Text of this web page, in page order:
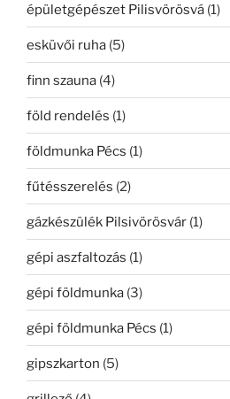
épületgépészet Pilisvörösvá (1)
esküvői ruha (5)
finn szauna (4)
föld rendelés (1)
földmunka Pécs (1)
fűtésszerelés (2)
gázkészülék Pilsivörösvár (1)
gépi aszfaltozás (1)
gépi földmunka (3)
gépi földmunka Pécs (1)
gipszkarton (5)